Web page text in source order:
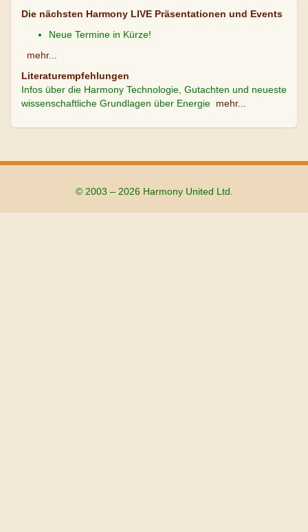
Die nächsten Harmony LIVE Präsentationen und Events
Neue Termine in Kürze!
mehr...
Literaturempfehlungen
Infos über die Harmony Technologie, Gutachten und neueste
wissenschaftliche Grundlagen über Energie mehr...
© 2003 – 2026 Harmony United Ltd.